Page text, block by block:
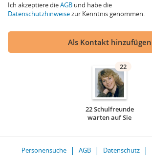
Ich akzeptiere dieAGB und habe die
Datenschutzhinweisezur Kenntnis genommen.
Als Kontakt hinzufügen
22
22 Schulfreunde
warten auf Sie
Personensuche AGB Datenschutz